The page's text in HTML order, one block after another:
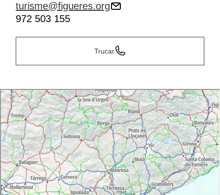
turisme@figueres.org
972 503 155
Trucar